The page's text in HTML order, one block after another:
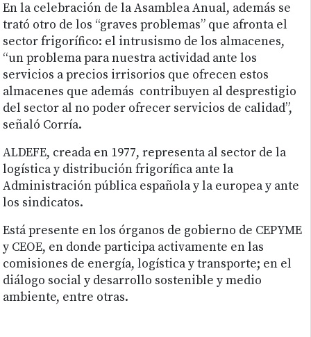
En la celebración de la Asamblea Anual, además se
trató otro de los “graves problemas” que afronta el
sector frigorífico: el intrusismo de los almacenes,
“un problema para nuestra actividad ante los
servicios a precios irrisorios que ofrecen estos
almacenes que además contribuyen al desprestigio
del sector al no poder ofrecer servicios de calidad”,
señaló Corría.
ALDEFE, creada en 1977, representa al sector de la
logística y distribución frigorífica ante la
Administración pública española y la europea y ante
los sindicatos.
Está presente en los órganos de gobierno de CEPYME
y CEOE, en donde participa activamente en las
comisiones de energía, logística y transporte; en el
diálogo social y desarrollo sostenible y medio
ambiente, entre otras.